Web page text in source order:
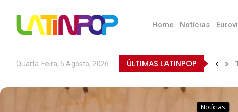
Home Notícias
Quarta-Feira, 5 Agosto, 2026 ÚLTIMAS LATINPOP
Notícias